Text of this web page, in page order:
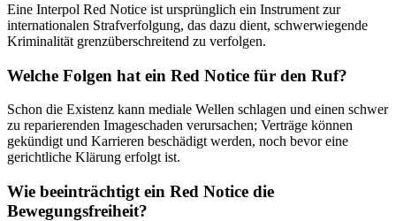
Eine Interpol Red Notice ist ursprünglich ein Instrument zur
internationalen Strafverfolgung, das dazu dient, schwerwiegende
Kriminalität grenzüberschreitend zu verfolgen.
Welche Folgen hat ein Red Notice für den Ruf?
Schon die Existenz kann mediale Wellen schlagen und einen schwer
zu reparierenden Imageschaden verursachen; Verträge können
gekündigt und Karrieren beschädigt werden, noch bevor eine
gerichtliche Klärung erfolgt ist.
Wie beeinträchtigt ein Red Notice die
Bewegungsfreiheit?